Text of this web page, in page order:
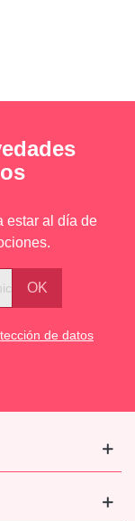
estar al día de
de datos